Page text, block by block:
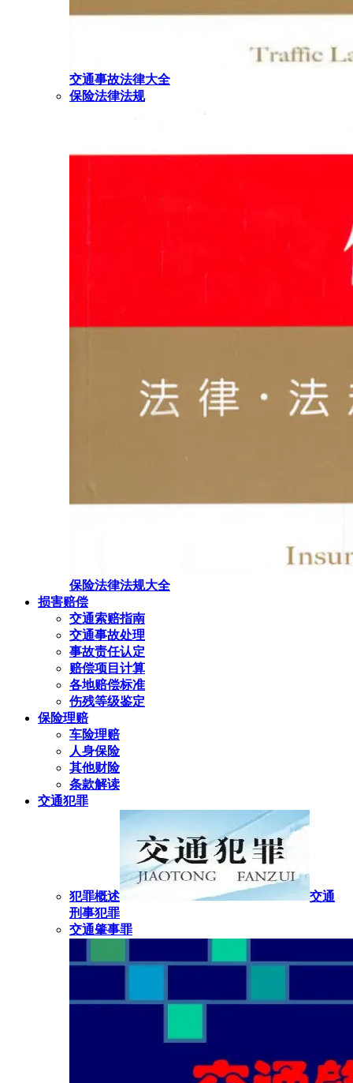
交通事故法律大全
保险法律法规
保险法律法规大全
损害赔偿
交通索赔指南
交通事故处理
事故责任认定
赔偿项目计算
各地赔偿标准
伤残等级鉴定
保险理赔
车险理赔
人身保险
其他财险
条款解读
交通犯罪
犯罪概述
交通
刑事犯罪
交通肇事罪